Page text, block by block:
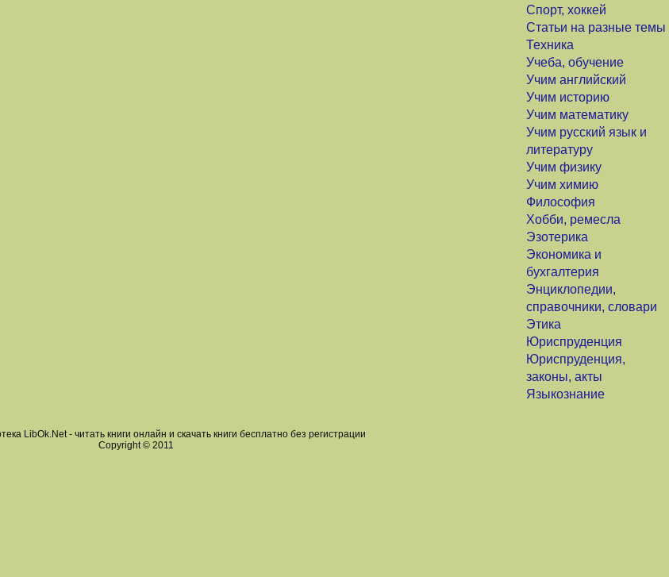
Спорт, хоккей
Статьи на разные темы
Техника
Учеба, обучение
Учим английский
Учим историю
Учим математику
Учим русский язык и
литературу
Учим физику
Учим химию
Философия
Хобби, ремесла
Эзотерика
Экономика и
бухгалтерия
Энциклопедии,
справочники, словари
Этика
Юриспруденция
Юриспруденция,
законы, акты
Языкознание
LibOk.Net - читать книги онлайн и скачать книги бесплатно без регистрации
Copyright © 2011